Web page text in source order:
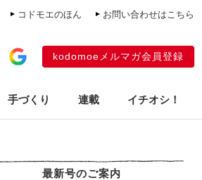
コドモエのほん お問い合わせはこちら
kodomoeメルマガ会員登録
手づくり 連載 イチオシ！
最新号のご案内